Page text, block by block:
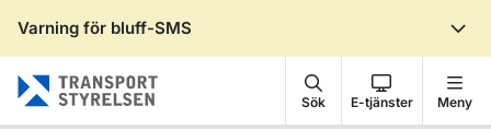
Varning för bluff-SMS
Sök E-tjänster Meny